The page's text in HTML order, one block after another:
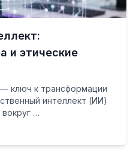
и этические
ключ к трансформации
интеллект (ИИ)
…